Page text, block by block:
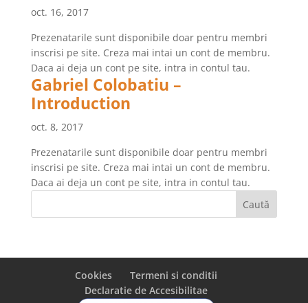
oct. 16, 2017
Prezenatarile sunt disponibile doar pentru membri
inscrisi pe site. Creza mai intai un cont de membru.
Daca ai deja un cont pe site, intra in contul tau.
Gabriel Colobatiu –
Introduction
oct. 8, 2017
Prezenatarile sunt disponibile doar pentru membri
inscrisi pe site. Creza mai intai un cont de membru.
Daca ai deja un cont pe site, intra in contul tau.
Cookies
Termeni si conditii
Declaratie de Accesibilitae